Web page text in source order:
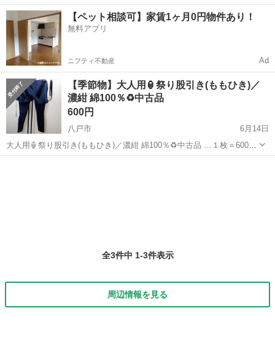
立／本体のみ ベース無し ♻️中古品 …画像内の黒色ベースは付きませ
ん。 🎋生の笹の葉のフチは ぐるりと鋸歯となっているため、手指を傷
つ...
青森 八戸市 年中行事用品 造木
【ペット相談可】家賃1ヶ月0円物件あり！
無料アプリ
ニフティ不動産 Ad
【季節物】大人用🏮祭り股引き(ももひき)／
濃紺 綿100％♻️中古品
600円
八戸市
6月14日
大人用🏮祭り股引き(ももひき)／濃紺 綿100％♻️中古品 …１枚＝600円
同サイズ２枚あります。 ・３０年程前に２〜３回着用し、洗濯後 長
全3件中 1-3件表示
周辺情報を見る